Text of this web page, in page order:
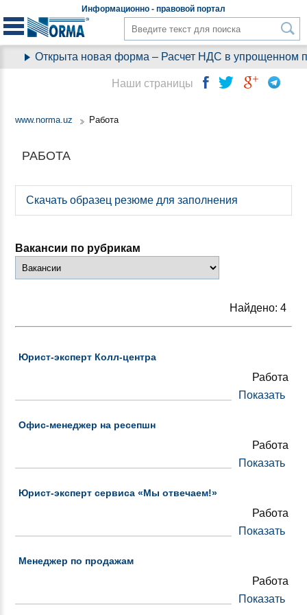
Информационно - правовой портал
Открыта новая форма – Расчет НДС в упрощенном
www.norma.uz Работа
РАБОТА
Скачать образец резюме для заполнения
Вакансии по рубрикам
Найдено: 4
Юрист-эксперт Колл-центра
Работа
Показать
Офис-менеджер на ресепшн
Работа
Показать
Юрист-эксперт сервиса «Мы отвечаем!»
Работа
Показать
Менеджер по продажам
Работа
Показать
Наши страницы